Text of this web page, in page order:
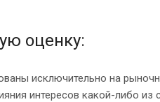
оценку:
исключительно на
интересов какой-либо из